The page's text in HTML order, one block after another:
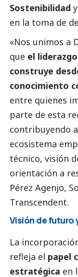
Sostenibilidad
en la toma de
«Nos unimos a
que el
construye
conocimiento
entre quienes
parte de esta
contribuyendo
ecosistema
técnico, visión
orientación a
Pérez Agenjo,
Transcendent.
Visión de futuro
La
refleja el papel
estratégica en